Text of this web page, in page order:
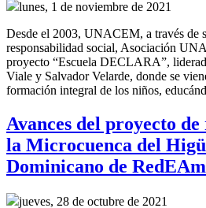
lunes, 1 de noviembre de 2021
Desde el 2003, UNACEM, a través de
responsabilidad social, Asociación
proyecto “Escuela DECLARA”,
Viale y Salvador Velarde, donde se
formación integral de los niños,
Avances del proyecto
la Microcuenca del
Dominicano de
jueves, 28 de octubre de 2021